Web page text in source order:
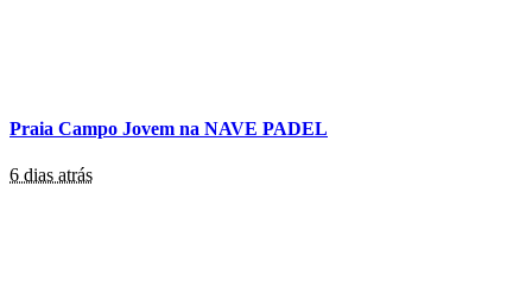
Praia Campo Jovem na NAVE PADEL
6 dias atrás